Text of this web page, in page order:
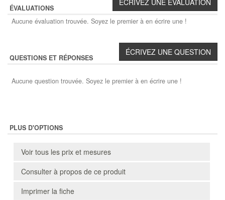
ÉVALUATIONS
Aucune évaluation trouvée. Soyez le premier à en écrire une !
QUESTIONS ET RÉPONSES
Aucune question trouvée. Soyez le premier à en écrire une !
PLUS D'OPTIONS
Voir tous les prix et mesures
Consulter à propos de ce produit
Imprimer la fiche